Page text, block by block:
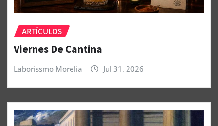
ARTÍCULOS
Viernes De Cantina
Laborissmo Morelia Jul 31, 2026